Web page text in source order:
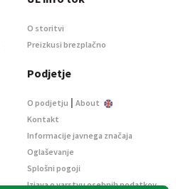
O storitvi
Preizkusi brezplačno
Podjetje
O podjetju | About
Kontakt
Informacije javnega značaja
Oglaševanje
Splošni pogoji
Izjava o varstvu osebnih podatkov